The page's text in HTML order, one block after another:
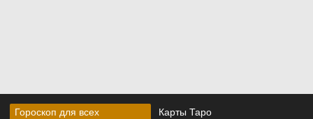
Гороскоп для всех
Карты Таро